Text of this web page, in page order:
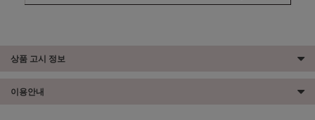
상품 고시 정보
이용안내